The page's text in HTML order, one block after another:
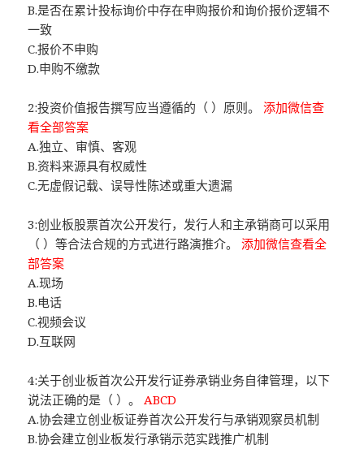
B.是否在累计投标询价中存在申购报价和询价报价逻辑不
一致
C.报价不申购
D.申购不缴款
2:投资价值报告撰写应当遵循的（ ）原则。添加微信查
看全部答案
A.独立、审慎、客观
B.资料来源具有权威性
C.无虚假记载、误导性陈述或重大遗漏
3:创业板股票首次公开发行，发行人和主承销商可以采用
（ ）等合法合规的方式进行路演推介。添加微信查看全
部答案
A.现场
B.电话
C.视频会议
D.互联网
4:关于创业板首次公开发行证券承销业务自律管理，以下
说法正确的是（ ）。ABCD
A.协会建立创业板证券首次公开发行与承销观察员机制
B.协会建立创业板发行承销示范实践推广机制